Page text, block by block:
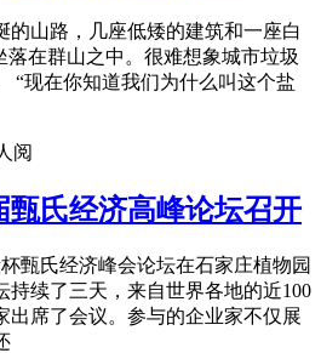
的山路，几座低矮的建筑和一座白
落在群山之中。很难想象城市垃圾
“现在你知道我们为什么叫这个盐
阅
甄氏经济高峰论坛召开
甄氏经济峰会论坛在石家庄植物园
持续了三天，来自世界各地的近100
出席了会议。参与的企业家不仅展